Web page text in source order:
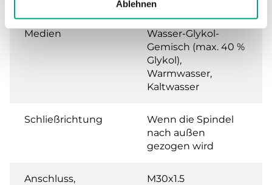
Ablehnen
Medien
Wasser-Glykol-
Gemisch (max. 40 %
Glykol),
Warmwasser,
Kaltwasser
Schließrichtung
Wenn die Spindel
nach außen
gezogen wird
Anschluss,
M30x1.5